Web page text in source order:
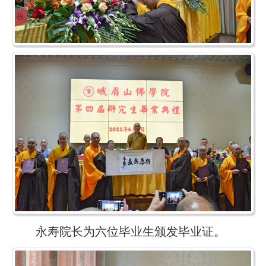
永寿院长为六位毕业生颁发毕业证。